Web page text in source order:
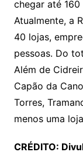
chegar até
Atualmente, a
40 lojas,
pessoas. Do
Além de
Capão da
Torres,
menos uma
CRÉDITO: